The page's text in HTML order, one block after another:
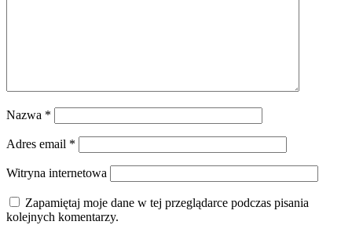
Nazwa *
Adres email *
Witryna internetowa
Zapamiętaj moje dane w tej przeglądarce podczas pisania
kolejnych komentarzy.